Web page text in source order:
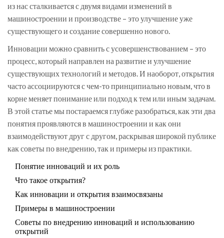
из нас сталкивается с двумя видами изменений в
машиностроении и производстве – это улучшение уже
существующего и создание совершенно нового.
Инновации можно сравнить с усовершенствованием – это
процесс, который направлен на развитие и улучшение
существующих технологий и методов. И наоборот, открытия
часто ассоциируются с чем-то принципиально новым, что в
корне меняет понимание или подход к тем или иным задачам.
В этой статье мы постараемся глубже разобраться, как эти два
понятия проявляются в машиностроении и как они
взаимодействуют друг с другом, раскрывая широкой публике
как советы по внедрению, так и примеры из практики.
Понятие инноваций и их роль
Что такое открытия?
Как инновации и открытия взаимосвязаны
Примеры в машиностроении
Советы по внедрению инноваций и использованию
открытий